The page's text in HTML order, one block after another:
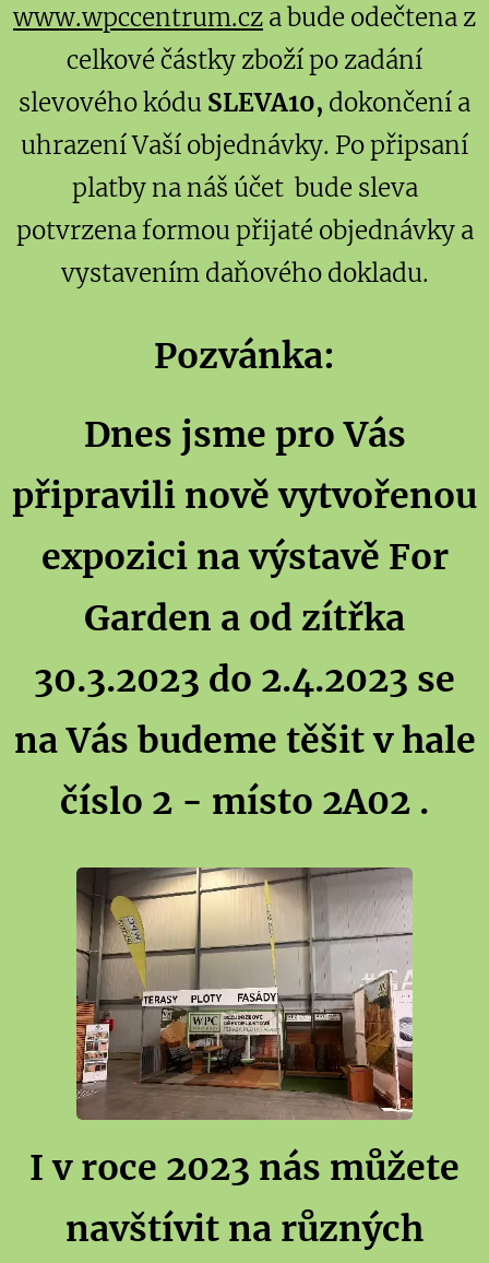
www.wpccentrum.cz a bude odečtena z
celkové částky zboží po zadání
slevového kódu SLEVA10, dokončení a
uhrazení Vaší objednávky. Po připsaní
platby na náš účet bude sleva
potvrzena formou přijaté objednávky a
vystavením daňového dokladu.
Pozvánka:
Dnes jsme pro Vás
připravili nově vytvořenou
expozici na výstavě For
Garden a od zítřka
30.3.2023 do 2.4.2023 se
na Vás budeme těšit v hale
číslo 2 - místo 2A02 .
I v roce 2023 nás můžete
navštívit na různých